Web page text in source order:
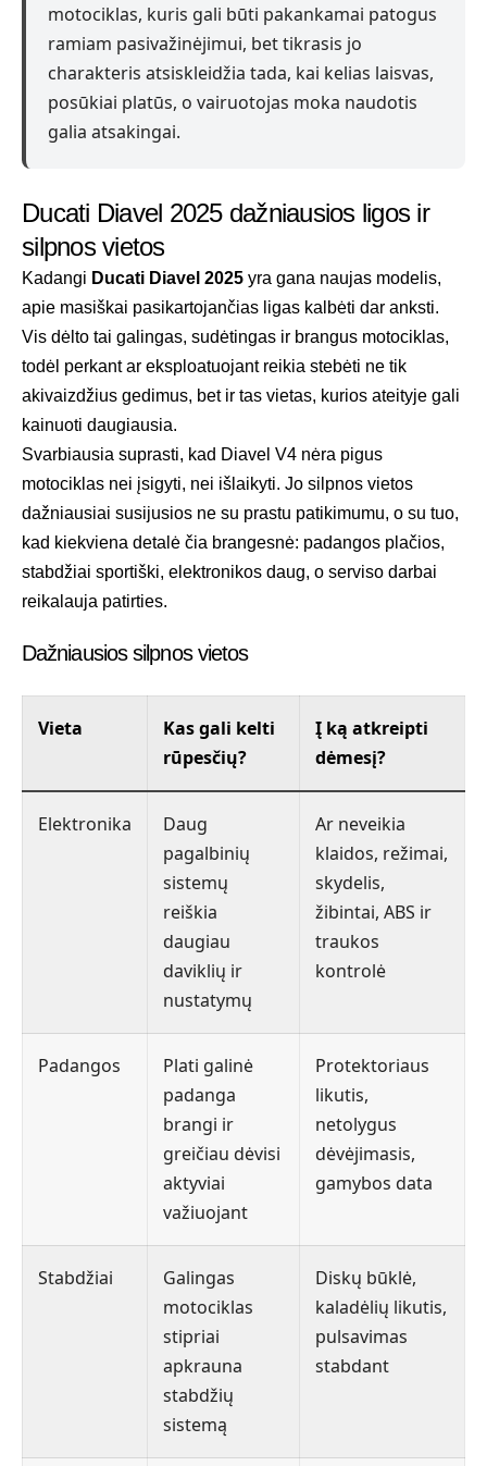
motociklas, kuris gali būti pakankamai patogus
ramiam pasivažinėjimui, bet tikrasis jo
charakteris atsiskleidžia tada, kai kelias laisvas,
posūkiai platūs, o vairuotojas moka naudotis
galia atsakingai.
Ducati Diavel 2025 dažniausios ligos ir
silpnos vietos
Kadangi Ducati Diavel 2025 yra gana naujas modelis,
apie masiškai pasikartojančias ligas kalbėti dar anksti.
Vis dėlto tai galingas, sudėtingas ir brangus motociklas,
todėl perkant ar eksploatuojant reikia stebėti ne tik
akivaizdžius gedimus, bet ir tas vietas, kurios ateityje gali
kainuoti daugiausia.
Svarbiausia suprasti, kad Diavel V4 nėra pigus
motociklas nei įsigyti, nei išlaikyti. Jo silpnos vietos
dažniausiai susijusios ne su prastu patikimumu, o su tuo,
kad kiekviena detalė čia brangesnė: padangos plačios,
stabdžiai sportiški, elektronikos daug, o serviso darbai
reikalauja patirties.
Dažniausios silpnos vietos
Vieta
Kas gali kelti
rūpesčių?
Į ką atkreipti
dėmesį?
Elektronika
Daug
pagalbinių
sistemų
reiškia
daugiau
daviklių ir
nustatymų
Ar neveikia
klaidos, režimai,
skydelis,
žibintai, ABS ir
traukos
kontrolė
Padangos
Plati galinė
padanga
brangi ir
greičiau dėvisi
aktyviai
važiuojant
Protektoriaus
likutis,
netolygus
dėvėjimasis,
gamybos data
Stabdžiai
Galingas
motociklas
stipriai
apkrauna
stabdžių
sistemą
Diskų būklė,
kaladėlių likutis,
pulsavimas
stabdant